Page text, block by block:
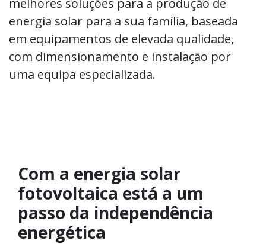
energia solar para a sua família, baseada
em equipamentos de elevada qualidade,
com dimensionamento e instalação por
uma equipa especializada.
Com a energia solar
fotovoltaica está a um
passo da independência
energética